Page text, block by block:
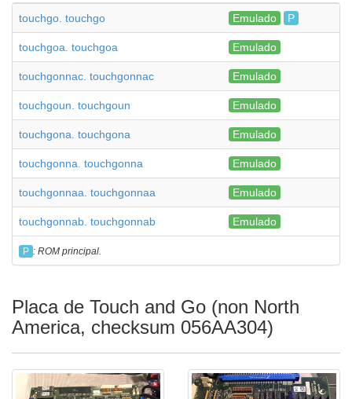
touchgo. touchgo Emulado P
touchgoa. touchgoa Emulado
touchgonnac. touchgonnac Emulado
touchgoun. touchgoun Emulado
touchgona. touchgona Emulado
touchgonna. touchgonna Emulado
touchgonnaa. touchgonnaa Emulado
touchgonnab. touchgonnab Emulado
P : ROM principal.
Placa de Touch and Go (non North
America, checksum 056AA304)